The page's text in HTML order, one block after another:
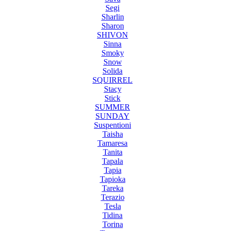
Segi
Sharlin
Sharon
SHIVON
Sinna
Smoky
Snow
Solida
SQUIRREL
Stacy
Stick
SUMMER
SUNDAY
Suspentioni
Taisha
Tamaresa
Tanita
Tapala
Tapia
Tapioka
Tareka
Terazio
Tesla
Tidina
Torina